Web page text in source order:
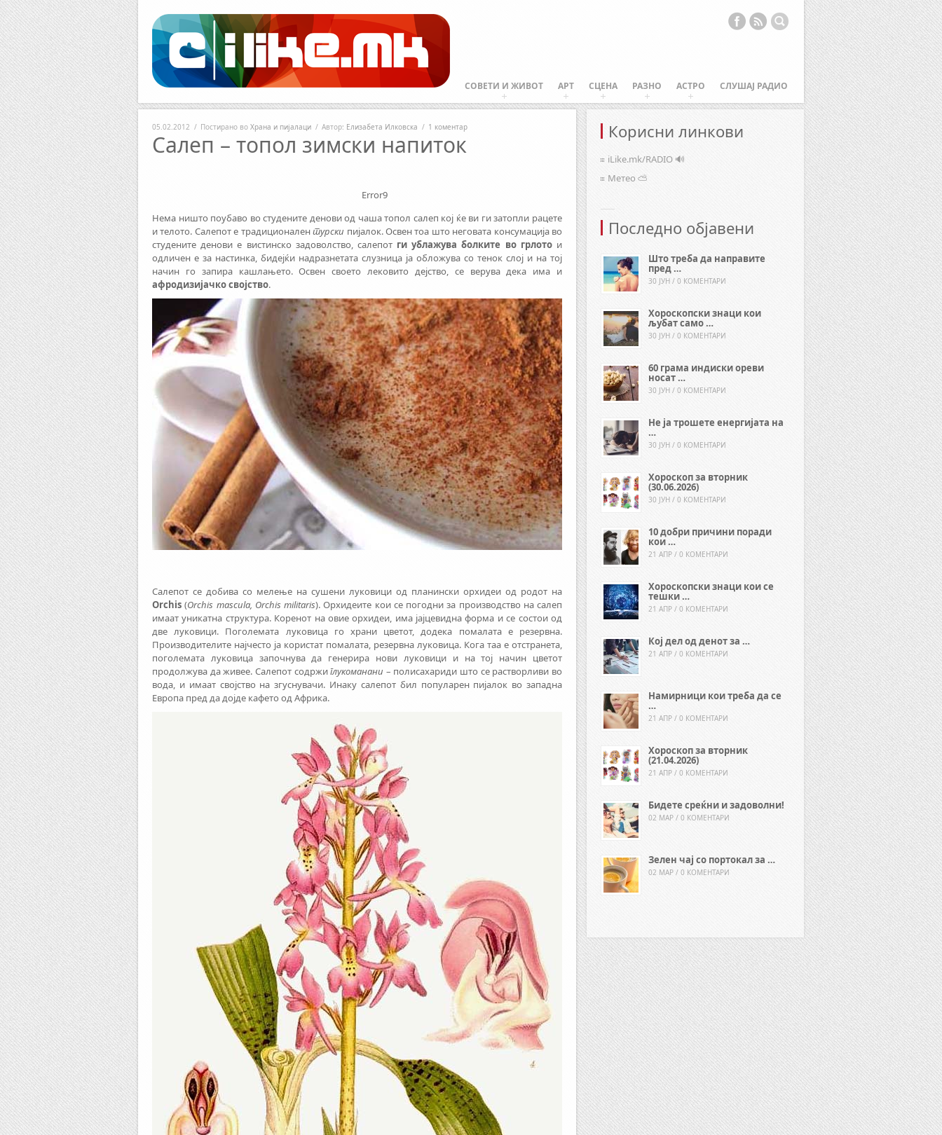
Facebook
RSS
СОВЕТИ И ЖИВОТ АРТ СЦЕНА РАЗНО АСТРО СЛУШАЈ РАДИО
05.02.2012 / Постирано во Храна и пијалаци / Автор: Елизабета Илковска / 1 коментар
Салеп – топол зимски напиток
Error9
Нема ништо поубаво во студените денови од чаша топол салеп кој ќе ви ги затопли рацете
и телото. Салепот е традиционалентурски пијалок. Освен тоа што неговата консумација во
студените денови е вистинско задоволство, салепот ги ублажува болките во грлотои
одличен е за настинка, бидејќи надразнетата слузница ја обложува со тенок слој и на тој
начин го запира кашлањето. Освен своето лековито дејство, се верува дека има и
афродизијачко својство.
Салепот се добива со мелење на сушени луковици од планински орхидеи од родот на
Orchis(Orchis mascula, Orchis militaris). Орхидеите кои се погодни за производство на салеп
имаат уникатна структура. Коренот на овие орхидеи, има јајцевидна форма и се состои од
две луковици. Поголемата луковица го храни цветот, додека помалата е резервна.
Производителите најчесто ја користат помалата, резервна луковица. Кога таа е отстранета,
поголемата луковица започнува да генерира нови луковици и на тој начин цветот
продолжува да живее. Салепот содржиглукоманани – полисахариди што се растворливи во
вода, и имаат својство на згуснувачи. Инаку салепот бил популарен пијалок во западна
Европа пред да дојде кафето од Африка.
Корисни линкови
iLike.mk/RADIO 🔊
Метео ⛅
Последно објавени
Што треба да направите
пред …
30 ЈУН / 0 КОМЕНТАРИ
Хороскопски знаци кои
љубат само …
30 ЈУН / 0 КОМЕНТАРИ
60 грама индиски ореви
носат …
30 ЈУН / 0 КОМЕНТАРИ
Не ја трошете енергијата на
…
30 ЈУН / 0 КОМЕНТАРИ
Хороскоп за вторник
(30.06.2026)
30 ЈУН / 0 КОМЕНТАРИ
10 добри причини поради
кои …
21 АПР / 0 КОМЕНТАРИ
Хороскопски знаци кои се
тешки …
21 АПР / 0 КОМЕНТАРИ
Кој дел од денот за …
21 АПР / 0 КОМЕНТАРИ
Намирници кои треба да се
…
21 АПР / 0 КОМЕНТАРИ
Хороскоп за вторник
(21.04.2026)
21 АПР / 0 КОМЕНТАРИ
Бидете среќни и задоволни!
02 МАР / 0 КОМЕНТАРИ
Зелен чај со портокал за …
02 МАР / 0 КОМЕНТАРИ